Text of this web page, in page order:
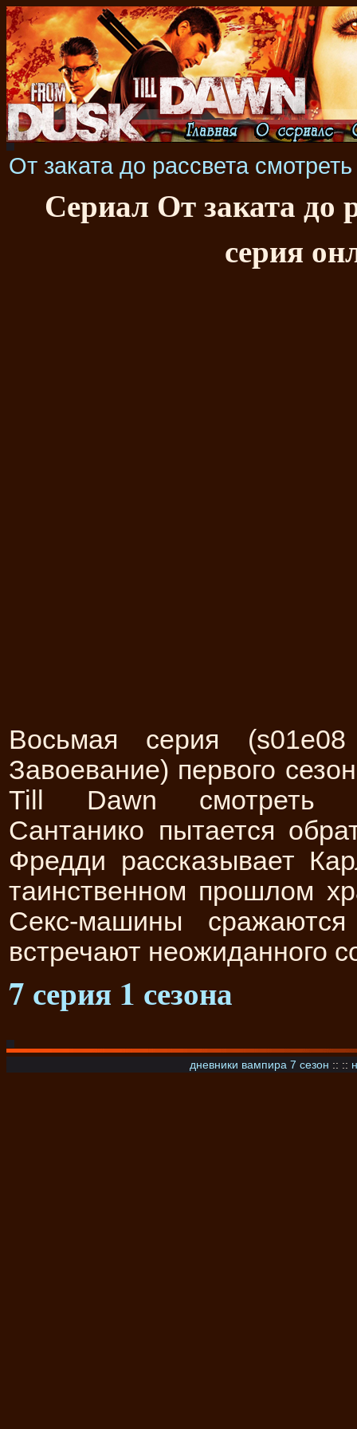
От заката до рассвета
Сериал От заката до
серия
Восьмая серия
Завоевание) первого
Till Dawn смотреть
Сантанико пытается
Фредди рассказывает
таинственном прошлом
Секс-машины
встречают неожиданного
7 серия 1 сезона
дневники вампира 7 сезон :: ::